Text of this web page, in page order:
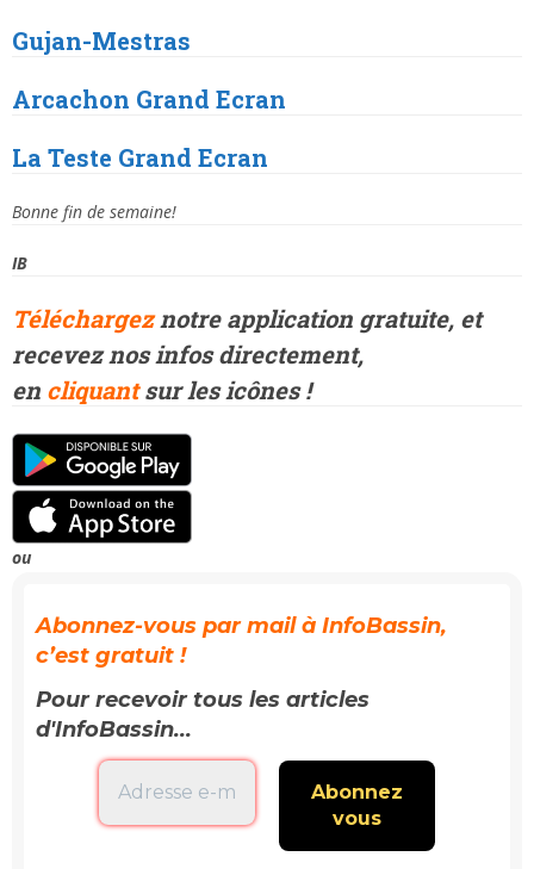
Gujan-Mestras
Arcachon Grand Ecran
La Teste Grand Ecran
Bonne fin de semaine!
IB
Téléchargeznotre application gratuite, et
recevez nos infos directement,
en cliquant sur les icônes !
ou
Abonnez-vous par mail à InfoBassin,
c’est gratuit !
Pour recevoir tous les articles
d'InfoBassin...